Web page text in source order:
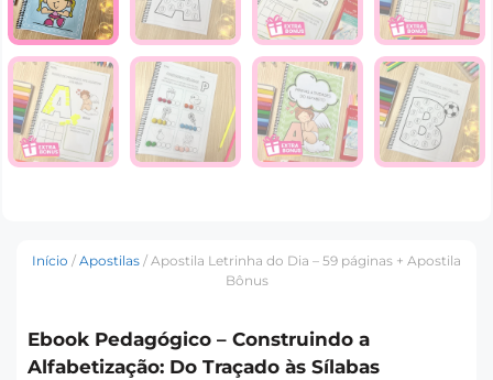
Início / Apostilas / Apostila Letrinha do Dia – 59 páginas + Apostila
Bônus
Ebook Pedagógico – Construindo a
Alfabetização: Do Traçado às Sílabas